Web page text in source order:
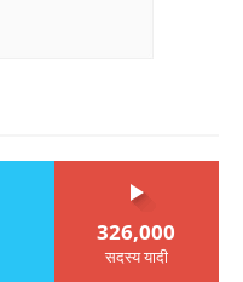
326,000
सदस्य यादी